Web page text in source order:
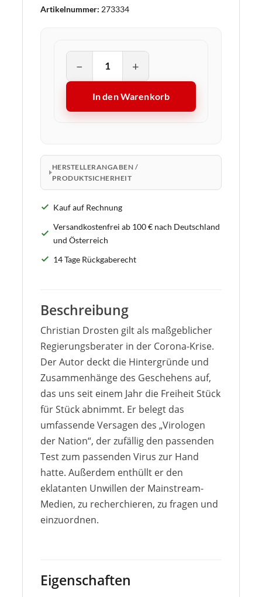
Artikelnummer: 273334
− +
In den Warenkorb
HERSTELLERANGABEN /
PRODUKTSICHERHEIT
Kauf auf Rechnung
Versandkostenfrei ab 100 € nach Deutschland
und Österreich
14 Tage Rückgaberecht
Beschreibung
Christian Drosten gilt als maßgeblicher
Regierungsberater in der Corona-Krise.
Der Autor deckt die Hintergründe und
Zusammenhänge des Geschehens auf,
das uns seit einem Jahr die Freiheit Stück
für Stück abnimmt. Er belegt das
umfassende Versagen des „Virologen
der Nation“, der zufällig den passenden
Test zum passenden Virus zur Hand
hatte. Außerdem enthüllt er den
eklatanten Unwillen der Mainstream-
Medien, zu recherchieren, zu fragen und
einzuordnen.
Eigenschaften